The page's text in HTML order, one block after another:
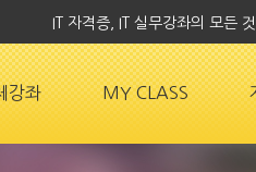
IT 자격증, IT 실무강좌의 모든
강좌 MY CLASS